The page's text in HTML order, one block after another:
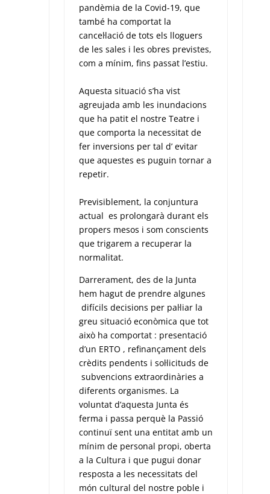
pandèmia de la Covid-19, que
també ha comportat la
cancel·lació de tots els lloguers
de les sales i les obres previstes,
com a mínim, fins passat l’estiu.
Aquesta situació s’ha vist
agreujada amb les inundacions
que ha patit el nostre Teatre i
que comporta la necessitat de
fer inversions per tal d’ evitar
que aquestes es puguin tornar a
repetir.
Previsiblement, la conjuntura
actual es prolongarà durant els
propers mesos i som conscients
que trigarem a recuperar la
normalitat.
Darrerament, des de la Junta
hem hagut de prendre algunes
difícils decisions per pal·liar la
greu situació econòmica que tot
això ha comportat : presentació
d’un ERTO , refinançament dels
crèdits pendents i sol·licituds de
subvencions extraordinàries a
diferents organismes. La
voluntat d’aquesta Junta és
ferma i passa perquè la Passió
continuï sent una entitat amb un
mínim de personal propi, oberta
a la Cultura i que pugui donar
resposta a les necessitats del
món cultural del nostre poble i